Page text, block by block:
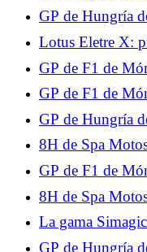
entrenamientos
a favor
GP de Hungría
Libres 1,
Márquez
Lotus Eletre X:
enchufable más
GP de F1 de
vídeo, rompió su
GP de F1 de
1, Leclerc y
Hadjar en el
GP de Hungría
test, decepción
Q2 por un pelo
8H de Spa
Calificaciones 1,
provisional en
GP de F1 de
entrenamientos
Isack Hadjar
8H de Spa
BMW nº37 en la
La gama
The French
GP de Hungría